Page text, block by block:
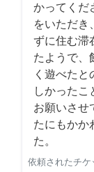
かってくだ
をいただき
ずに住む滞
たようで、
く遊べた
しかったこ
お願いさせ
たにもかか
た。
依頼されたチケ